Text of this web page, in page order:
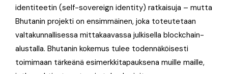
identiteetin (self-sovereign identity) ratkaisuja – mutta
Bhutanin projekti on ensimmäinen, joka toteutetaan
valtakunnallisessa mittakaavassa julkisella blockchain-
alustalla. Bhutanin kokemus tulee todennäköisesti
toimimaan tärkeänä esimerkkitapauksena muille maille,